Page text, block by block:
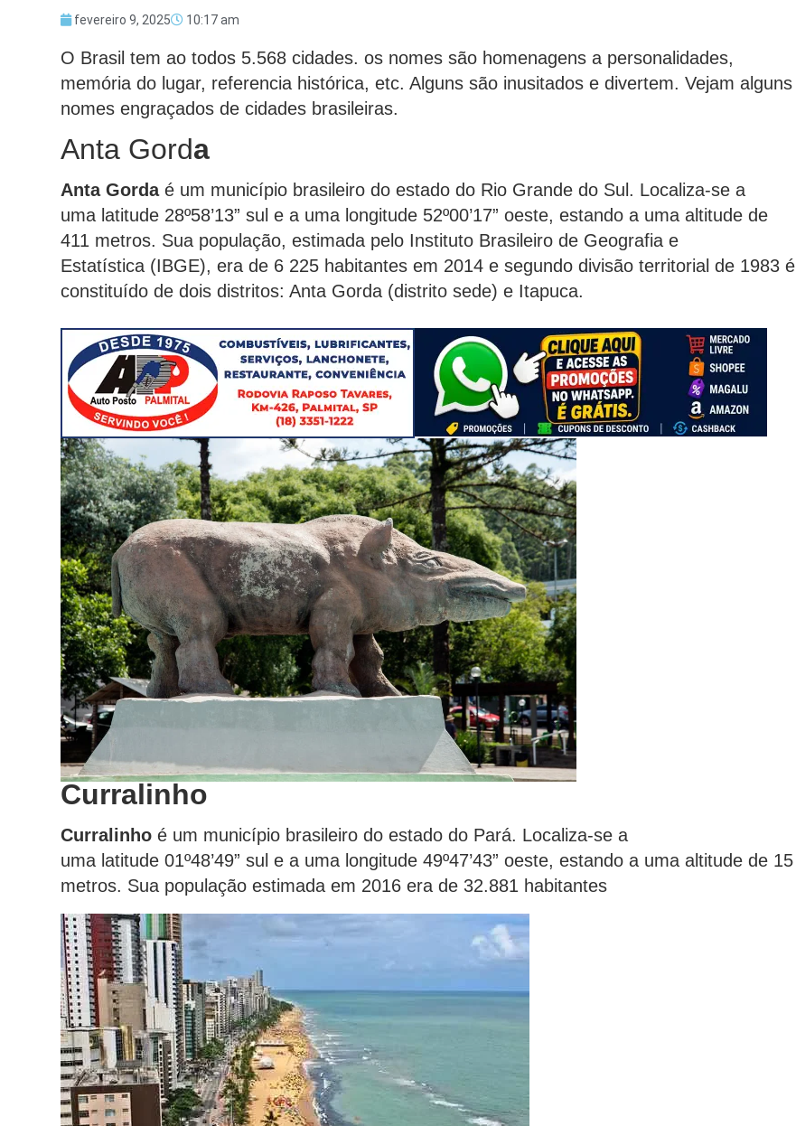
fevereiro 9, 2025 10:17 am
O Brasil tem ao todos 5.568 cidades. os nomes são homenagens a personalidades,
memória do lugar, referencia histórica, etc. Alguns são inusitados e divertem. Vejam alguns
nomes engraçados de cidades brasileiras.
Anta Gorda
Anta Gordaé um município brasileiro do estado do Rio Grande do Sul. Localiza-se a
uma latitude 28º58’13” sul e a uma longitude 52º00’17” oeste, estando a uma altitude de
411 metros. Sua população, estimada pelo Instituto Brasileiro de Geografia e
Estatística (IBGE), era de 6 225 habitantes em 2014 e segundo divisão territorial de 1983 é
constituído de dois distritos: Anta Gorda (distrito sede) e Itapuca.
Curralinho
Curralinho é um município brasileiro do estado do Pará. Localiza-se a
uma latitude 01º48’49” sul e a uma longitude 49º47’43” oeste, estando a uma altitude de 15
metros. Sua população estimada em 2016 era de 32.881 habitantes